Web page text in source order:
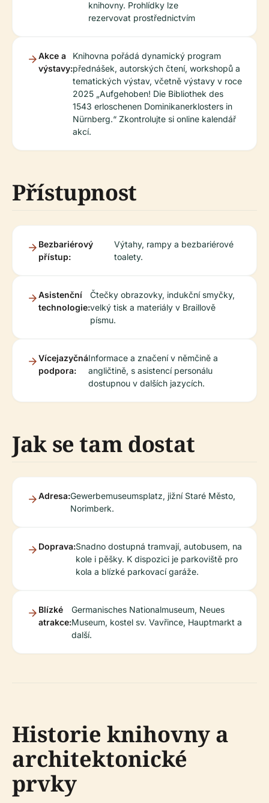
knihovny. Prohlídky lze
rezervovat prostřednictvím
Akce a
výstavy:
Knihovna pořádá dynamický program
přednášek, autorských čtení, workshopů a
tematických výstav, včetně výstavy v roce
2025 „Aufgehoben! Die Bibliothek des
1543 erloschenen Dominikanerklosters in
Nürnberg.“ Zkontrolujte si online kalendář
akcí.
Přístupnost
Bezbariérový
přístup:
Výtahy, rampy a bezbariérové
toalety.
Asistenční
technologie:
Čtečky obrazovky, indukční smyčky,
velký tisk a materiály v Braillově
písmu.
Vícejazyčná
podpora:
Informace a značení v němčině a
angličtině, s asistencí personálu
dostupnou v dalších jazycích.
Jak se tam dostat
Adresa:Gewerbemuseumsplatz, jižní Staré Město,
Norimberk.
Doprava:Snadno dostupná tramvají, autobusem, na
kole i pěšky. K dispozici je parkoviště pro
kola a blízké parkovací garáže.
Blízké
atrakce:
Germanisches Nationalmuseum, Neues
Museum, kostel sv. Vavřince, Hauptmarkt a
další.
Historie knihovny a
architektonické
prvky